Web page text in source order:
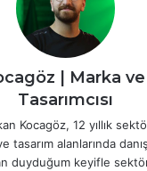
| Marka
Tasarımcısı
Kocagöz, 12 yıllık
tasarım alanlarında
duyduğum keyifle